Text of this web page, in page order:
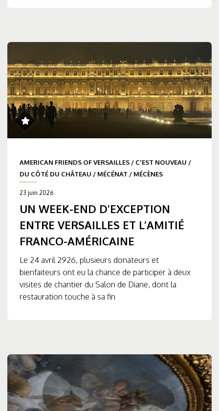
AMERICAN FRIENDS OF VERSAILLES / C'EST NOUVEAU /
DU CÔTÉ DU CHÂTEAU / MÉCÉNAT / MÉCÈNES
23 juin 2026
UN WEEK-END D’EXCEPTION
ENTRE VERSAILLES ET L’AMITIÉ
FRANCO-AMÉRICAINE
Le 24 avril 2926, plusieurs donateurs et
bienfaiteurs ont eu la chance de participer à deux
visites de chantier du Salon de Diane, dont la
restauration touche à sa fin